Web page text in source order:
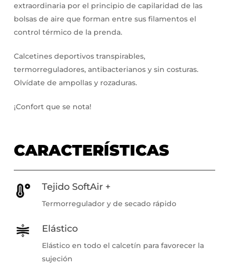
extraordinaria por el principio de capilaridad de las
bolsas de aire que forman entre sus filamentos el
control térmico de la prenda.
Calcetines deportivos transpirables,
termorreguladores, antibacterianos y sin costuras.
Olvídate de ampollas y rozaduras.
¡Confort que se nota!
CARACTERÍSTICAS
Tejido SoftAir +
Termorregulador y de secado rápido
Elástico
Elástico en todo el calcetín para favorecer la
sujeción